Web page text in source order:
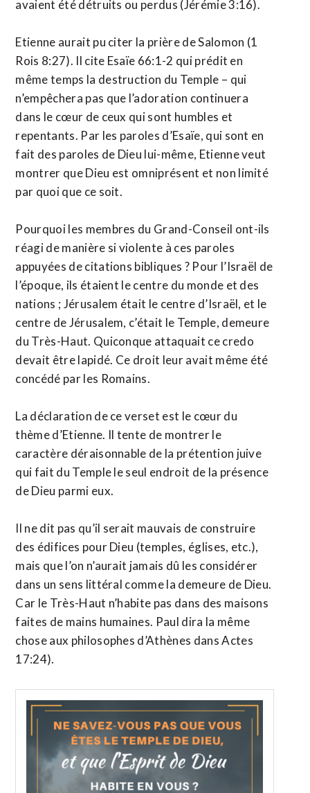
avaient été détruits ou perdus (Jérémie 3:16).
Etienne aurait pu citer la prière de Salomon (1
Rois 8:27). Il cite Esaïe 66:1-2 qui prédit en
même temps la destruction du Temple – qui
n’empêchera pas que l’adoration continuera
dans le cœur de ceux qui sont humbles et
repentants. Par les paroles d’Esaïe, qui sont en
fait des paroles de Dieu lui-même, Etienne veut
montrer que Dieu est omniprésent et non limité
par quoi que ce soit.
Pourquoi les membres du Grand-Conseil ont-ils
réagi de manière si violente à ces paroles
appuyées de citations bibliques ? Pour l’Israël de
l’époque, ils étaient le centre du monde et des
nations ; Jérusalem était le centre d’Israël, et le
centre de Jérusalem, c’était le Temple, demeure
du Très-Haut. Quiconque attaquait ce credo
devait être lapidé. Ce droit leur avait même été
concédé par les Romains.
La déclaration de ce verset est le cœur du
thème d’Etienne. Il tente de montrer le
caractère déraisonnable de la prétention juive
qui fait du Temple le seul endroit de la présence
de Dieu parmi eux.
Il ne dit pas qu’il serait mauvais de construire
des édifices pour Dieu (temples, églises, etc.),
mais que l’on n’aurait jamais dû les considérer
dans un sens littéral comme la demeure de Dieu.
Car le Très-Haut n’habite pas dans des maisons
faites de mains humaines. Paul dira la même
chose aux philosophes d’Athènes dans Actes
17:24).